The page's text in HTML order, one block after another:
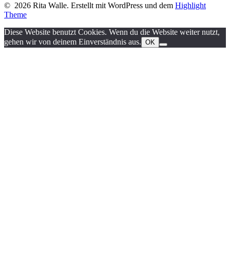
© 2026 Rita Walle. Erstellt mit WordPress und dem Highlight
Theme
Diese Website benutzt Cookies. Wenn du die Website weiter nutzt,
gehen wir von deinem Einverständnis aus. OK